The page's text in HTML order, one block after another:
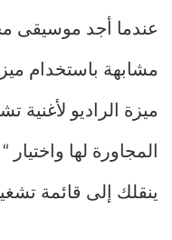
عندما أجد موسيقى
مشابهة باستخدام
ميزة الراديو لأغنية
المجاورة لها واختيار
ينقلك إلى قائمة